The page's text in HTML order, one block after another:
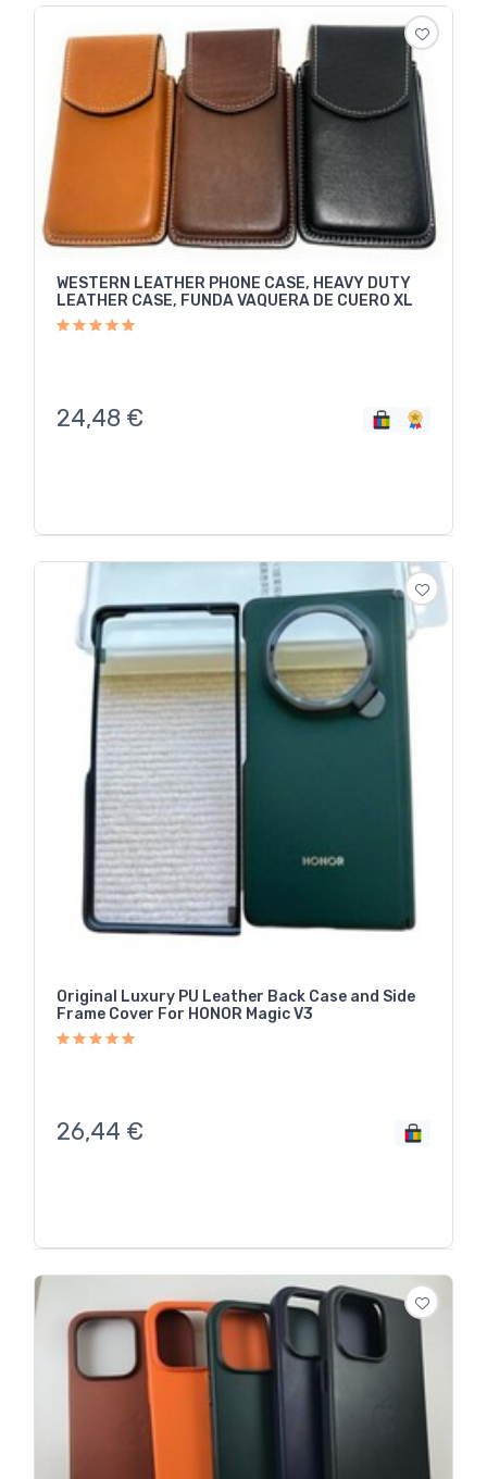
WESTERN LEATHER PHONE CASE, HEAVY DUTY
LEATHER CASE, FUNDA VAQUERA DE CUERO XL
24,48 €
Original Luxury PU Leather Back Case and Side
Frame Cover For HONOR Magic V3
26,44 €